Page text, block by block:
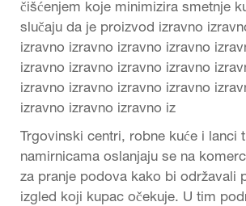
čišćenjem koje minimizira smetnje
slučaju da je proizvod izravno
izravno izravno izravno izravno
izravno izravno izravno izravno
izravno izravno izravno izravno
izravno izravno izravno iz
Trgovinski centri, robne kuće i lanci
namirnicama oslanjaju se na
za pranje podova kako bi održavali
izgled koji kupac očekuje. U tim